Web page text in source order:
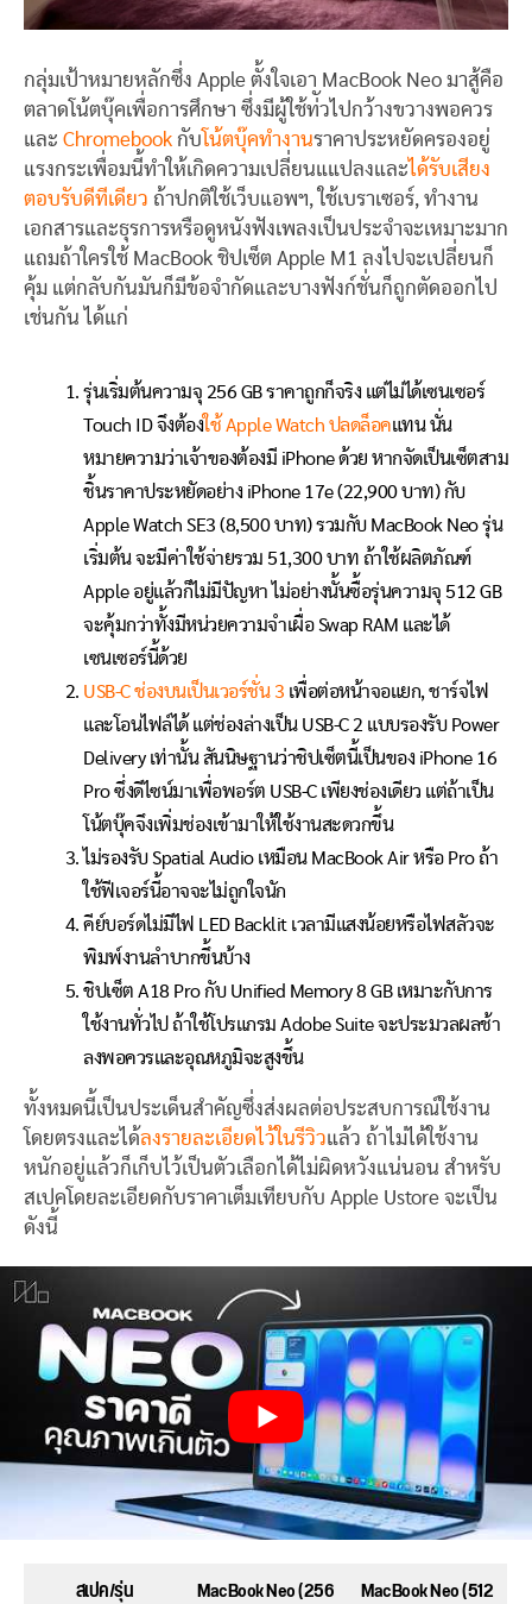
กลุ่มเป้าหมายหลักซึ่ง Apple ตั้งใจเอา MacBook Neo มาสู้คือ
ตลาดโน้ตบุ๊คเพื่อการศึกษา ซึ่งมีผู้ใช้ท่ัวไปกว้างขวางพอควร
และ Chromebook กับโน้ตบุ๊คทำงานราคาประหยัดครองอยู่
แรงกระเพื่อมนี้ทำให้เกิดความเปลี่ยนแแปลงและ ได้รับเสียง
ตอบรับดีทีเดียว ถ้าปกติใช้เว็บแอพฯ, ใช้เบราเซอร์, ทำงาน
เอกสารและธุรการ​หรือดูหนังฟังเพลงเป็นประจำจะเหมาะมาก
แถมถ้าใครใช้ MacBook ชิปเซ็ต Apple M1 ลงไปจะเปลี่ยนก็
คุ้ม แต่กลับกันมันก็มีข้อจำกัดและบางฟังก์ชั่นก็ถูกตัดออกไป
เช่นกัน ได้แก่
รุ่นเริ่มต้นความจุ 256 GB ราคาถูกก็จริง แต่ไม่ได้เซนเซอร์
Touch ID จึงต้องใช้ Apple Watch ปลดล็อคแทน นั่น
หมายความว่าเจ้าของต้องมี iPhone ด้วย หากจัดเป็นเซ็ตสาม
ชิ้นราคาประหยัดอย่าง iPhone 17e (22,900 บาท) กับ
Apple Watch SE3 (8,500 บาท) รวมกับ MacBook Neo รุ่น
เริ่มต้น จะมีค่าใช้จ่ายรวม 51,300 บาท ถ้าใช้ผลิตภัณฑ์
Apple อยู่แล้วก็ไม่มีปัญหา ไม่อย่างนั้นซื้อรุ่นความจุ 512 GB
จะคุ้มกว่าทั้งมีหน่วยความจำเผื่อ Swap RAM และได้
เซนเซอร์นี้ด้วย
USB-C ช่องบนเป็นเวอร์ชั่น 3 เพื่อต่อหน้าจอแยก, ชาร์จไฟ
และโอนไฟล์ได้ แต่ช่องล่างเป็น USB-C 2 แบบรองรับ Power
Delivery เท่านั้น สันนิษฐานว่าชิปเซ็ตนี้เป็นของ iPhone 16
Pro ซึ่งดีไซน์มาเพื่อพอร์ต USB-C เพียงช่องเดียว แต่ถ้าเป็น
โน้ตบุ๊คจึงเพิ่มช่องเข้ามาให้ใช้งานสะดวกขึ้น
ไม่รองรับ Spatial Audio เหมือน MacBook Air หรือ Pro ถ้า
ใช้ฟีเจอร์นี้อาจจะไม่ถูกใจนัก
คีย์บอร์ดไม่มีไฟ LED Backlit เวลามีแสงน้อยหรือไฟสลัวจะ
พิมพ์งานลำบากขึ้นบ้าง
ชิปเซ็ต A18 Pro กับ Unified Memory 8 GB เหมาะกับการ
ใช้งานทั่วไป ถ้าใช้โปรแกรม Adobe Suite จะประมวลผลช้า
ลงพอควรและอุณหภูมิจะสูงขึ้น
ทั้งหมดนี้เป็นประเด็นสำคัญซึ่งส่งผลต่อประสบการณ์ใช้งาน
โดยตรงและได้ลงรายละเอียดไว้ในรีวิวแล้ว ถ้าไม่ได้ใช้งาน
หนักอยู่แล้วก็เก็บไว้เป็นตัวเลือกได้ไม่ผิดหวังแน่นอน สำหรับ
สเปคโดยละเอียดกับราคาเต็มเทียบกับ Apple Ustore จะเป็น
ดังนี้
สเปค/รุ่น MacBook Neo (256 MacBook Neo (512